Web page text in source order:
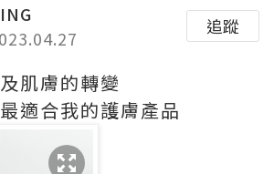
追蹤
肌膚的轉變
適合我的護膚產品